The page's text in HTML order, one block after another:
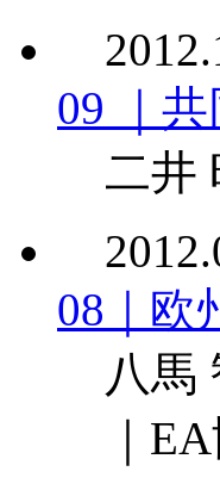
09 ｜
二井
08｜欧
八馬
｜